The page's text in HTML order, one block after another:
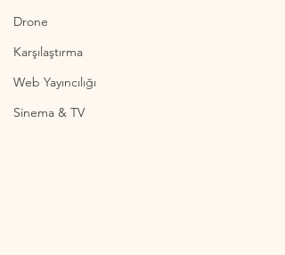
Drone
Karşılaştırma
Web Yayıncılığı
Sinema & TV